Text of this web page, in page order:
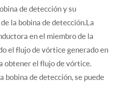
de detección y su
la bobina de detección.La
en el miembro de la
el flujo de vórtice generado en
obtener el flujo de vórtice.
bobina de detección, se puede